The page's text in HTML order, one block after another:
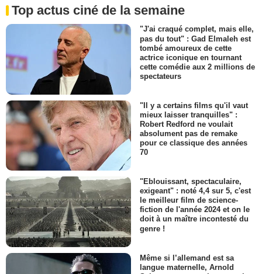
Top actus ciné de la semaine
"J'ai craqué complet, mais elle,
pas du tout" : Gad Elmaleh est
tombé amoureux de cette
actrice iconique en tournant
cette comédie aux 2 millions de
spectateurs
"Il y a certains films qu'il vaut
mieux laisser tranquilles" :
Robert Redford ne voulait
absolument pas de remake
pour ce classique des années
70
"Eblouissant, spectaculaire,
exigeant" : noté 4,4 sur 5, c'est
le meilleur film de science-
fiction de l'année 2024 et on le
doit à un maître incontesté du
genre !
Même si l’allemand est sa
langue maternelle, Arnold